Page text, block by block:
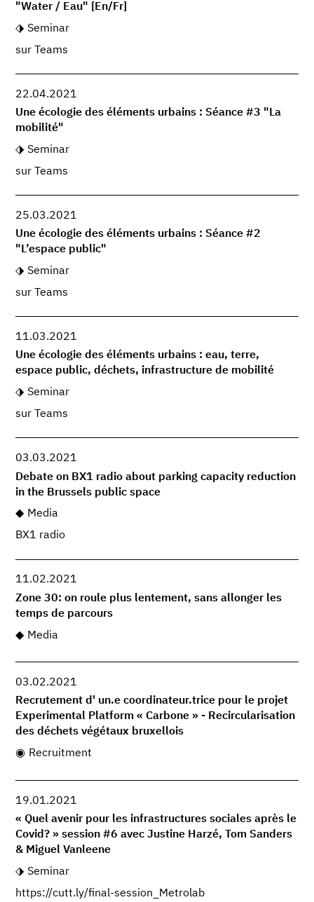
"Water / Eau" [En/Fr]
Seminar
sur Teams
22.04.2021
Une écologie des éléments urbains : Séance #3 "La
mobilité"
Seminar
sur Teams
25.03.2021
Une écologie des éléments urbains : Séance #2
"L’espace public"
Seminar
sur Teams
11.03.2021
Une écologie des éléments urbains : eau, terre,
espace public, déchets, infrastructure de mobilité
Seminar
sur Teams
03.03.2021
Debate on BX1 radio about parking capacity reduction
in the Brussels public space
Media
BX1 radio
11.02.2021
Zone 30: on roule plus lentement, sans allonger les
temps de parcours
Media
03.02.2021
Recrutement d' un.e coordinateur.trice pour le projet
Experimental Platform « Carbone » - Recircularisation
des déchets végétaux bruxellois
Recruitment
19.01.2021
« Quel avenir pour les infrastructures sociales après le
Covid? » session #6 avec Justine Harzé, Tom Sanders
& Miguel Vanleene
Seminar
https://cutt.ly/final-session_Metrolab